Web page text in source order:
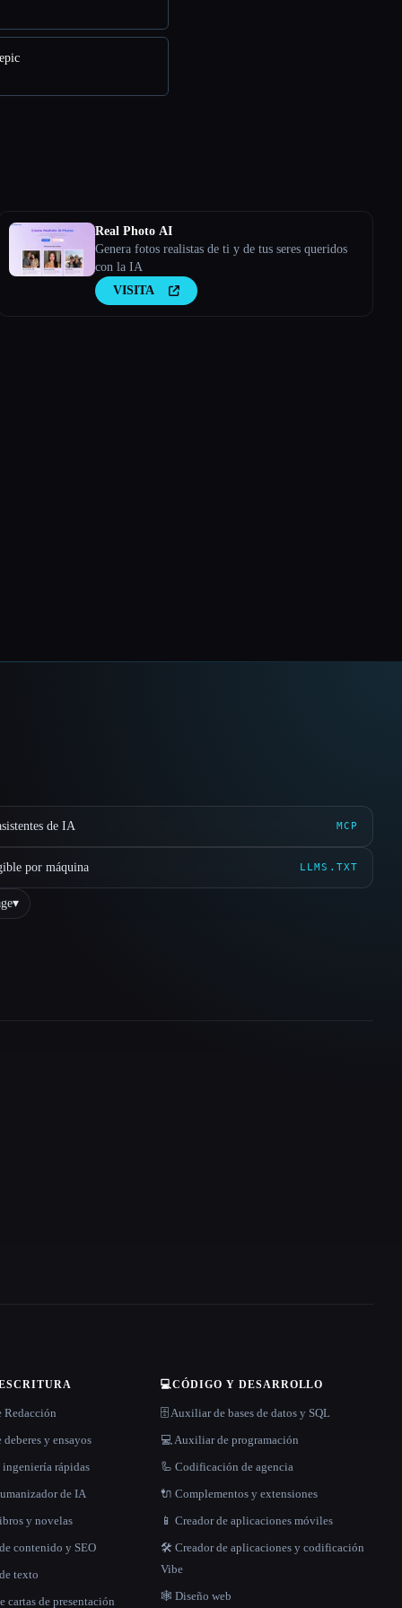
Real Photo AI
Genera fotos realistas de ti y de tus seres queridos
con la IA
VISITA
de IA MCP
por máquina LLMS.TXT
▾
y ensayos
rápidas
de IA
y novelas
contenido y SEO
texto
cartas de presentación
💻CÓDIGO Y DESARROLLO
🗄️ Auxiliar de bases de datos y SQL
💻 Auxiliar de programación
🦾 Codificación de agencia
🔌 Complementos y extensiones
📱 Creador de aplicaciones móviles
🛠️ Creador de aplicaciones y codificación
Vibe
🕸 Diseño web